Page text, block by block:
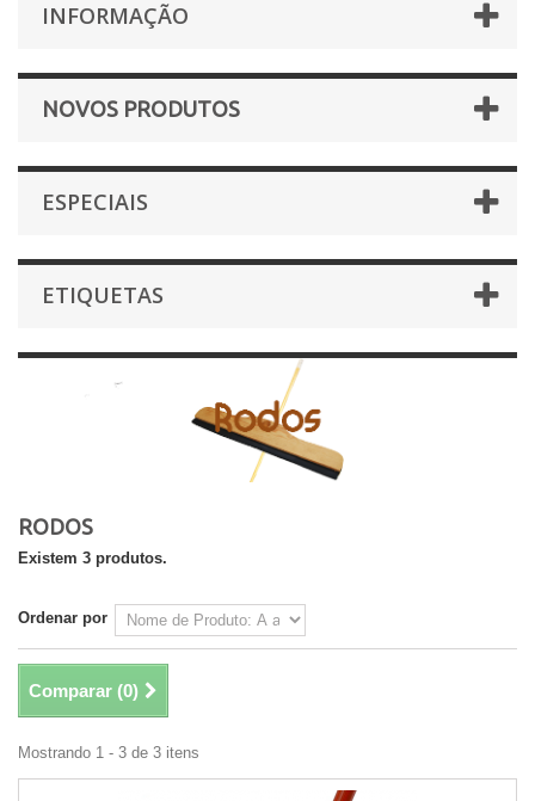
INFORMAÇÃO
NOVOS PRODUTOS
ESPECIAIS
ETIQUETAS
RODOS
Existem 3 produtos.
Ordenar por
Comparar (0)
Mostrando 1 - 3 de 3 itens